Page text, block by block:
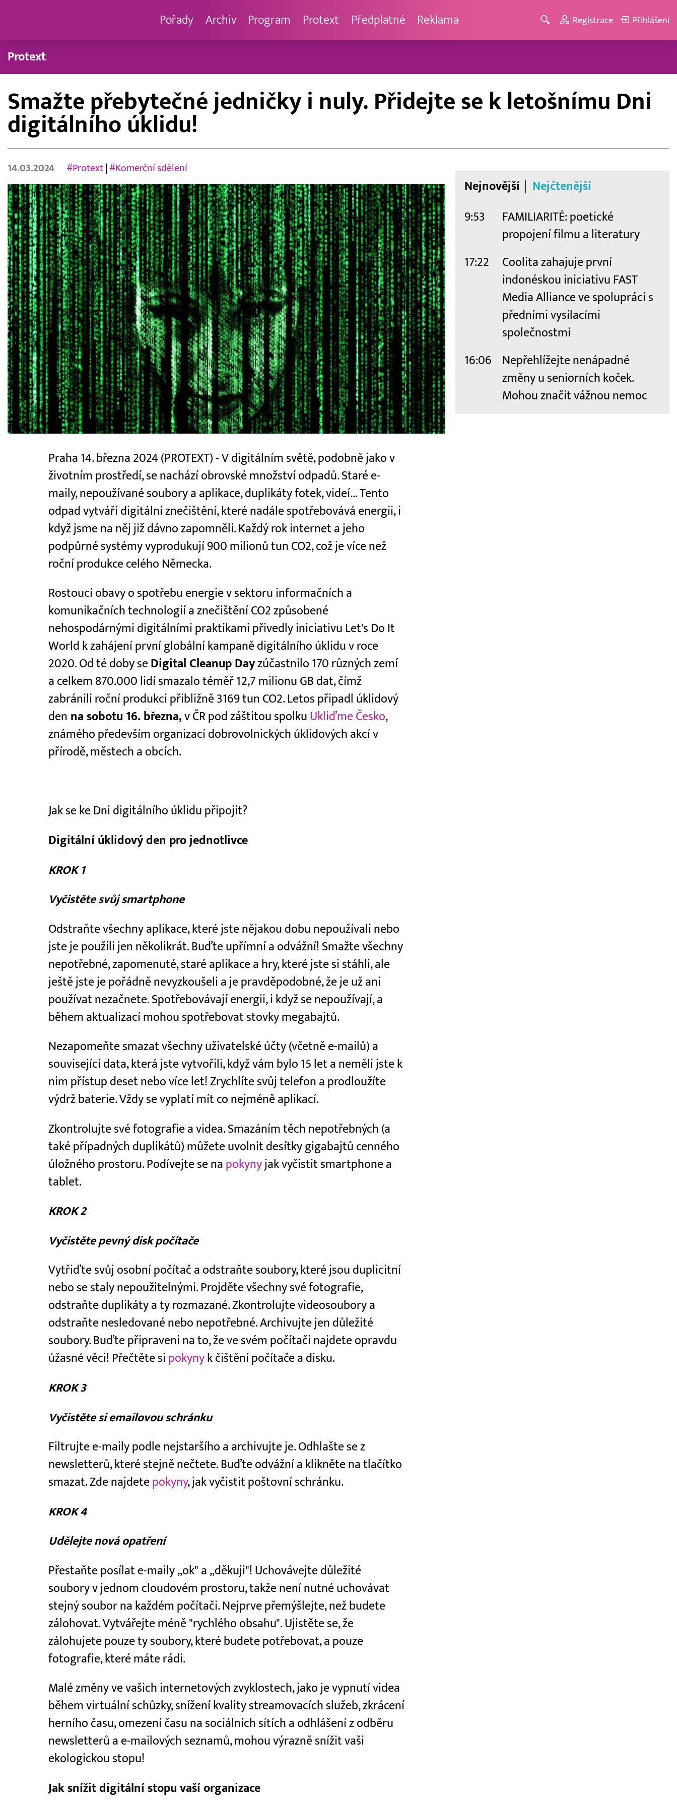
Pořady Archiv Program Protext Předplatné Reklama Registrace Přihlášení
Protext
Smažte přebytečné jedničky i nuly. Přidejte se k letošnímu Dni
digitálního úklidu!
14.03.2024 #Protext| #Komerční sdělení
Praha 14. března 2024 (PROTEXT) - V digitálním světě, podobně jako v
životním prostředí, se nachází obrovské množství odpadů. Staré e-
maily, nepoužívané soubory a aplikace, duplikáty fotek, videí... Tento
odpad vytváří digitální znečištění, které nadále spotřebovává energii, i
když jsme na něj již dávno zapomněli. Každý rok internet a jeho
podpůrné systémy vyprodukují 900 milionů tun CO2, což je více než
roční produkce celého Německa.
Rostoucí obavy o spotřebu energie v sektoru informačních a
komunikačních technologií a znečištění CO2 způsobené
nehospodárnými digitálními praktikami přivedly iniciativu Let's Do It
World k zahájení první globální kampaně digitálního úklidu v roce
2020. Od té doby se Digital Cleanup Dayzúčastnilo 170 různých zemí
a celkem 870.000 lidí smazalo téměř 12,7 milionu GB dat, čímž
zabránili roční produkci přibližně 3169 tun CO2. Letos připadl úklidový
den na sobotu 16. března, v ČR pod záštitou spolku Ukliďme Česko,
známého především organizací dobrovolnických úklidových akcí v
přírodě, městech a obcích.
Jak se ke Dni digitálního úklidu připojit?
Digitální úklidový den pro jednotlivce
KROK 1
Vyčistěte svůj smartphone
Odstraňte všechny aplikace, které jste nějakou dobu nepoužívali nebo
jste je použili jen několikrát. Buďte upřímní a odvážní! Smažte všechny
nepotřebné, zapomenuté, staré aplikace a hry, které jste si stáhli, ale
ještě jste je pořádně nevyzkoušeli a je pravděpodobné, že je už ani
používat nezačnete. Spotřebovávají energii, i když se nepoužívají, a
během aktualizací mohou spotřebovat stovky megabajtů.
Nezapomeňte smazat všechny uživatelské účty (včetně e-mailů) a
související data, která jste vytvořili, když vám bylo 15 let a neměli jste k
nim přístup deset nebo více let! Zrychlíte svůj telefon a prodloužíte
výdrž baterie. Vždy se vyplatí mít co nejméně aplikací.
Zkontrolujte své fotografie a videa. Smazáním těch nepotřebných (a
také případných duplikátů) můžete uvolnit desítky gigabajtů cenného
úložného prostoru. Podívejte se na pokyny jak vyčistit smartphone a
tablet.
KROK 2
Vyčistěte pevný disk počítače
Vytřiďte svůj osobní počítač a odstraňte soubory, které jsou duplicitní
nebo se staly nepoužitelnými. Projděte všechny své fotografie,
odstraňte duplikáty a ty rozmazané. Zkontrolujte videosoubory a
odstraňte nesledované nebo nepotřebné. Archivujte jen důležité
soubory. Buďte připraveni na to, že ve svém počítači najdete opravdu
úžasné věci! Přečtěte si pokyny k čištění počítače a disku.
KROK 3
Vyčistěte si emailovou schránku
Filtrujte e-maily podle nejstaršího a archivujte je. Odhlašte se z
newsletterů, které stejně nečtete. Buďte odvážní a klikněte na tlačítko
smazat. Zde najdete pokyny, jak vyčistit poštovní schránku.
KROK 4
Udělejte nová opatření
Přestaňte posílat e-maily ,,ok" a ,,děkuji"! Uchovávejte důležité
soubory v jednom cloudovém prostoru, takže není nutné uchovávat
stejný soubor na každém počítači. Nejprve přemýšlejte, než budete
zálohovat. Vytvářejte méně "rychlého obsahu". Ujistěte se, že
zálohujete pouze ty soubory, které budete potřebovat, a pouze
fotografie, které máte rádi.
Malé změny ve vašich internetových zvyklostech, jako je vypnutí videa
během virtuální schůzky, snížení kvality streamovacích služeb, zkrácení
herního času, omezení času na sociálních sítích a odhlášení z odběru
newsletterů a e-mailových seznamů, mohou výrazně snížit vaši
ekologickou stopu!
Jak snížit digitální stopu vaší organizace
Nejnovější Nejčtenější
9:53
FAMILIARITÉ: poetické
propojení filmu a literatury
17:22
Coolita zahajuje první
indonéskou iniciativu FAST
Media Alliance ve spolupráci s
předními vysílacími
společnostmi
16:06
Nepřehlížejte nenápadné
změny u seniorních koček.
Mohou značit vážnou nemoc